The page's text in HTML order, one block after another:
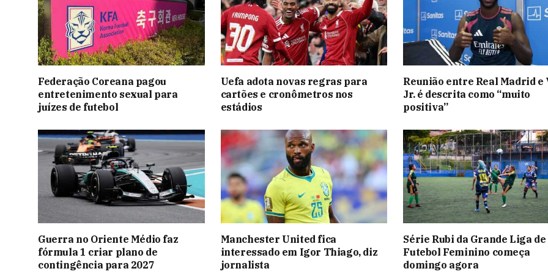
Federação Coreana pagou
entretenimento sexual para
juízes de futebol
Uefa adota novas regras para
cartões e cronômetros nos
estádios
Reunião entre Real Madrid e
Jr. é descrita como “muito
positiva”
Guerra no Oriente Médio faz
fórmula 1 criar plano de
contingência para 2027
Manchester United fica
interessado em Igor Thiago, diz
jornalista
Série Rubi da Grande Liga de
Futebol Feminino começa
domingo agora